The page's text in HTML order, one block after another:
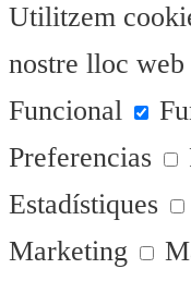
Utilitzem
nostre lloc
Funcional
Preferencias
Estadístiques
Marketing